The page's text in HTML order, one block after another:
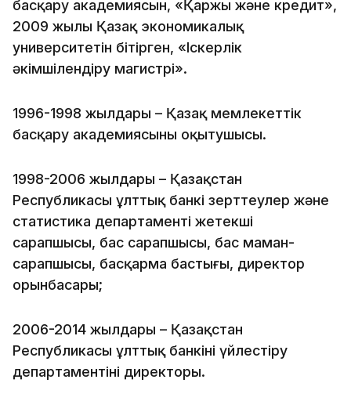
басқару академиясын, «Қаржы және кредит»,
2009 жылы Қазақ экономикалық
университетін бітірген, «Іскерлік
әкімшілендіру магистрі».
1996-1998 жылдары – Қазақ мемлекеттік
басқару академиясының оқытушысы.
1998-2006 жылдары – Қазақстан
Республикасы ұлттық банкі зерттеулер және
статистика департаменті жетекші
сарапшысы, бас сарапшысы, бас маман-
сарапшысы, басқарма бастығы, директор
орынбасары;
2006-2014 жылдары – Қазақстан
Республикасы ұлттық банкінің үйлестіру
департаментінің директоры.